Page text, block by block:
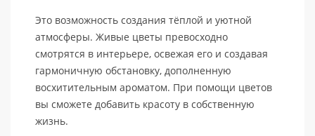
Это возможность создания тёплой и уютной
атмосферы. Живые цветы превосходно
смотрятся в интерьере, освежая его и создавая
гармоничную обстановку, дополненную
восхитительным ароматом. При помощи цветов
вы сможете добавить красоту в собственную
жизнь.